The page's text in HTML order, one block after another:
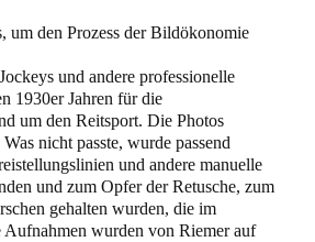
um den Prozess der Bildökonomie
und andere professionelle
1930er Jahren für die
um den Reitsport. Die Photos
nicht passte, wurde passend
und andere manuelle
und zum Opfer der Retusche, zum
gehalten wurden, die im
Aufnahmen wurden von Riemer auf